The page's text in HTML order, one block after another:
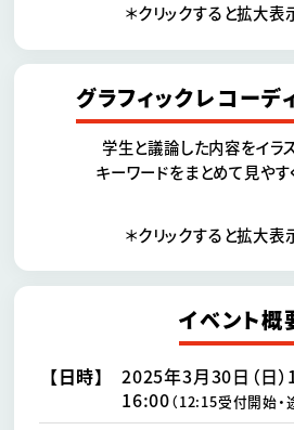
＊クリックすると拡大表
グラフィックレコーデ
学生と議論した内容をイラ
キーワードをまとめて見やす
＊クリックすると拡大表
イベント概
【日時】
2025年3月30日（日
16:00（12:15受付開始・